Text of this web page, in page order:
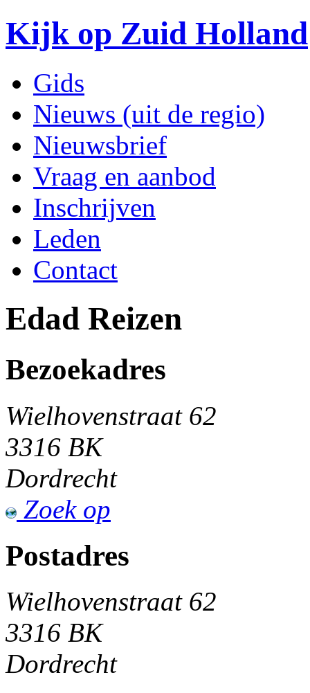
Kijk op Zuid Holland
Gids
Nieuws (uit de regio)
Nieuwsbrief
Vraag en aanbod
Inschrijven
Leden
Contact
Edad Reizen
Bezoekadres
Wielhovenstraat 62
3316 BK
Dordrecht
Zoek op
Postadres
Wielhovenstraat 62
3316 BK
Dordrecht